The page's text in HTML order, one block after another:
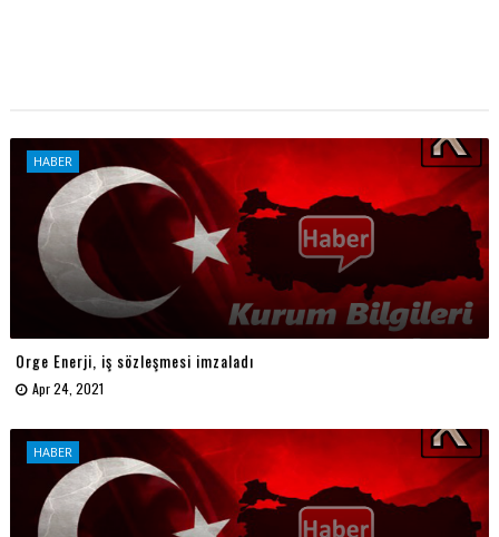
HABER
Orge Enerji, iş sözleşmesi imzaladı
Apr 24, 2021
HABER